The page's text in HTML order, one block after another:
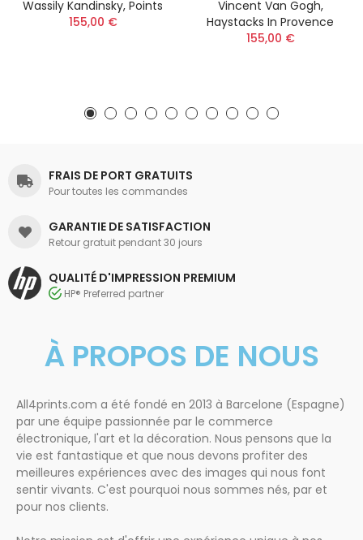
Wassily Kandinsky, Points
155,00 €
Vincent Van Gogh,
Haystacks In Provence
155,00 €
FRAIS DE PORT GRATUITS
Pour toutes les commandes
GARANTIE DE SATISFACTION
Retour gratuit pendant 30 jours
QUALITÉ D'IMPRESSION PREMIUM
HP® Preferred partner
À PROPOS DE NOUS
All4prints.com a été fondé en 2013 à Barcelone (Espagne)
par une équipe passionnée par le commerce
électronique, l'art et la décoration. Nous pensons que la
vie est fantastique et que nous devons profiter des
meilleures expériences avec des images qui nous font
sentir vivants. C'est pourquoi nous sommes nés, par et
pour nos clients.